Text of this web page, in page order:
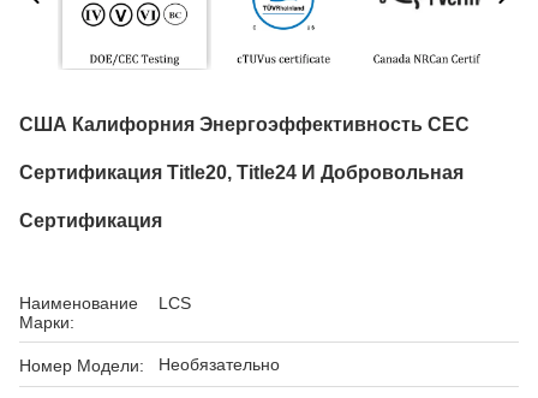
США Калифорния Энергоэффективность CEC
Сертификация Title20, Title24 И Добровольная
Сертификация
Наименование
Марки:
LCS
Номер Модели: Необязательно